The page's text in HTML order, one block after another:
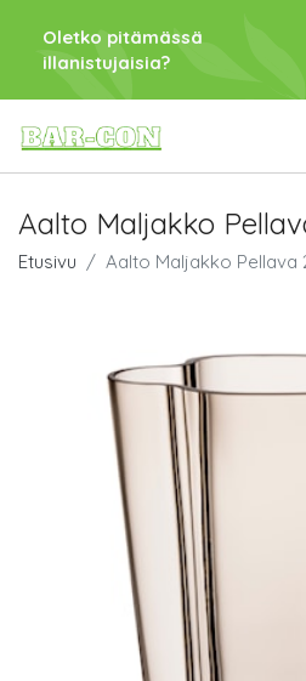
Oletko pitämässä
illanistujaisia?
Aalto Maljakko
Etusivu Aalto Maljakko Pellava